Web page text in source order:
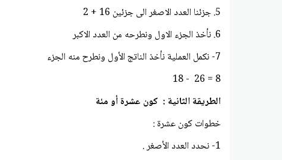
5. جزئنا العدد الاصغر الى جزئين 16 + 2
6. نأخذ الجزء الاول ونطرحه من العدد الاكبر
7- نكمل العملية نأخذ الناتج الأول ونطرح منه الجزء
8 = 26 - 18
الطريقة الثانية : كون عشرة أو مئة
خطوات كون عشرة :
1- نحدد العدد الأصغر .